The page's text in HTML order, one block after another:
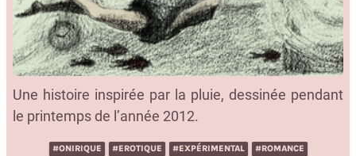
Une histoire inspirée par la pluie, dessinée pendant
le printemps de l’année 2012.
#ONIRIQUE #EROTIQUE #EXPÉRIMENTAL #ROMANCE